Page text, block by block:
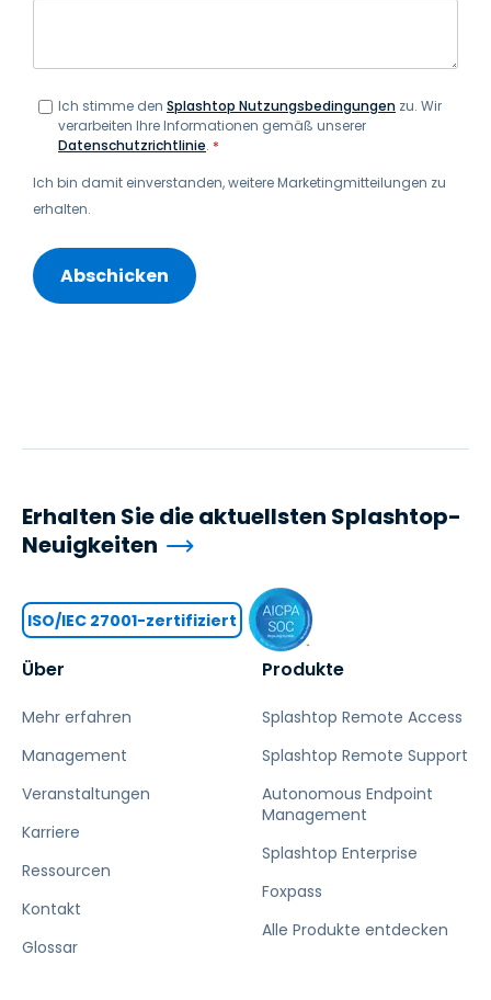
Ich stimme den Splashtop Nutzungsbedingungen zu. Wir
verarbeiten Ihre Informationen gemäß unserer
Datenschutzrichtlinie. *
Ich bin damit einverstanden, weitere Marketingmitteilungen zu
erhalten.
Über
Mehr erfahren
Management
Veranstaltungen
Karriere
Ressourcen
Kontakt
Glossar
Produkte
Splashtop Remote Access
Splashtop Remote Support
Autonomous Endpoint
Management
Splashtop Enterprise
Foxpass
Alle Produkte entdecken
Erhalten Sie die aktuellsten Splashtop-
Neuigkeiten
ISO/IEC 27001-zertifiziert